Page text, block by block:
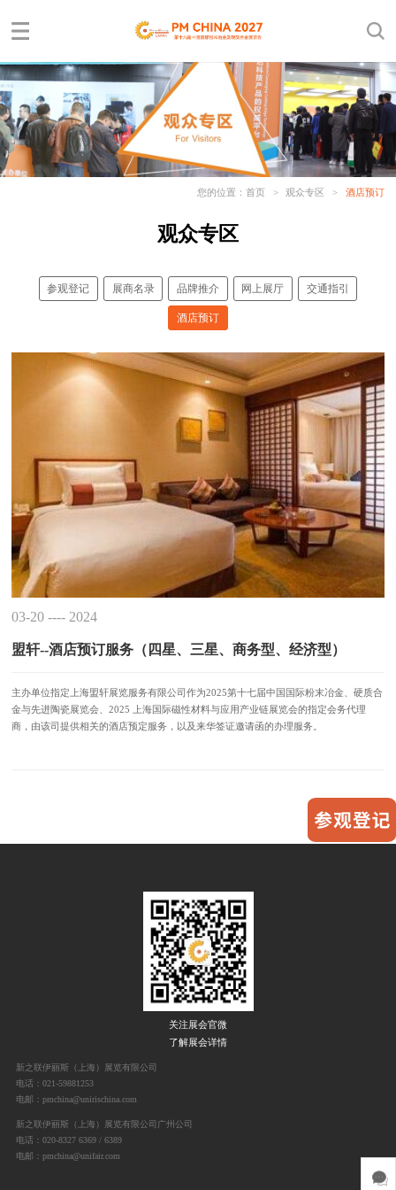
您的位置： 首页 > 观众专区 > 酒店预订
观众专区
参观登记 展商名录 品牌推介 网上展厅 交通指引
酒店预订
03-20 ---- 2024
盟轩--酒店预订服务（四星、三星、商务型、经济型）
主办单位指定上海盟轩展览服务有限公司作为2025第十七届中国国际粉末冶金、硬质合
金与先进陶瓷展览会、2025 上海国际磁性材料与应用产业链展览会的指定会务代理
商，由该司提供相关的酒店预定服务，以及来华签证邀请函的办理服务。
关注展会官微
了解展会详情
新之联伊丽斯（上海）展览有限公司
电话：021-59881253
电邮：pmchina@unirischina.com
新之联伊丽斯（上海）展览有限公司广州公司
电话：020-8327 6369 / 6389
电邮：pmchina@unifair.com